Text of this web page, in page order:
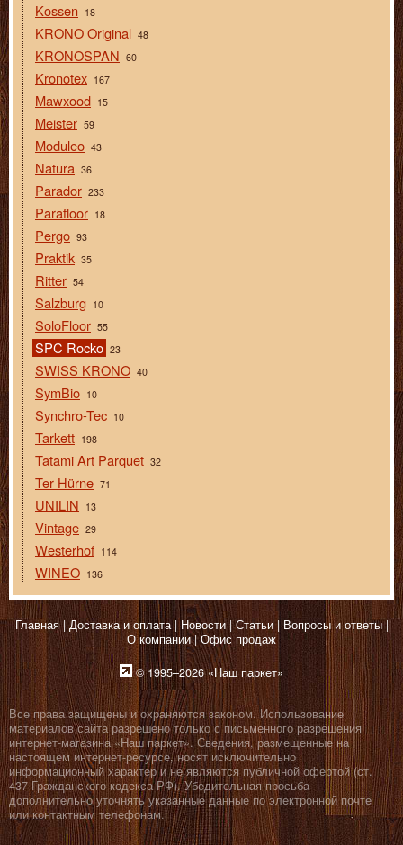
Kossen 18
KRONO Original 48
KRONOSPAN 60
Kronotex 167
Mawxood 15
Meister 59
Moduleo 43
Natura 36
Parador 233
Parafloor 18
Pergo 93
Praktik 35
Ritter 54
Salzburg 10
SoloFloor 55
SPC Rocko 23
SWISS KRONO 40
SymBio 10
Synchro-Tec 10
Tarkett 198
Tatami Art Parquet 32
Ter Hürne 71
UNILIN 13
Vintage 29
Westerhof 114
WINEO 136
Главная Доставка и оплата Новости Статьи
Вопросы и ответы
О компании Офис продаж
© 1995–2026 «Наш паркет»
Все права защищены и охраняются законом. Использование
материалов сайта разрешено только с письменного разрешения
интернет-магазина «Наш паркет». Сведения, размещенные на
настоящем интернет-ресурсе, носят исключительно
информационный характер и не являются публичной офертой (ст.
437 Гражданского кодекса РФ). Убедительная просьба
дополнительно уточнять указанные данные по электронной почте
или контактным телефонам.